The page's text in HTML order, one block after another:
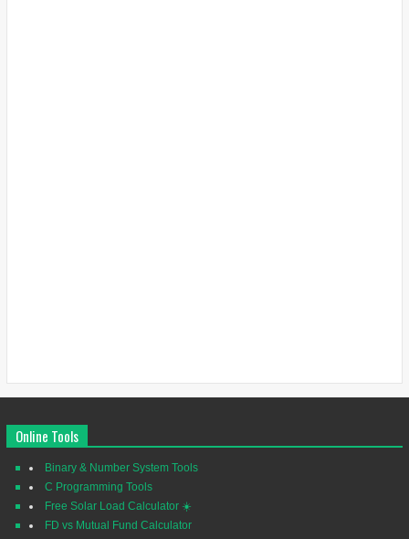
Online Tools
Binary & Number System Tools
C Programming Tools
Free Solar Load Calculator ☀️
FD vs Mutual Fund Calculator